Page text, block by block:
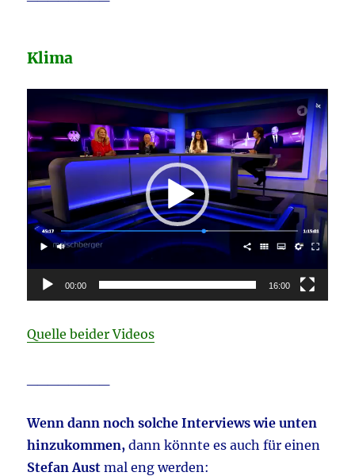
Klima
Player
00:00 16:00
Quelle beider Videos
Wenn dann noch solche Interviews wie unten
hinzukommen, dann könnte es auch für einen
Stefan Aust mal eng werden: